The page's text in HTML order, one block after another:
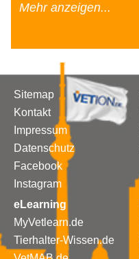
Mehr anzeigen...
Sitemap
Kontakt
Impressum
Datenschutz
Facebook
Instagram
eLearning
MyVetlearn.de
Tierhalter-Wissen.de